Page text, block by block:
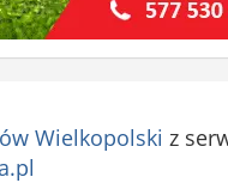
Wielkopolski z